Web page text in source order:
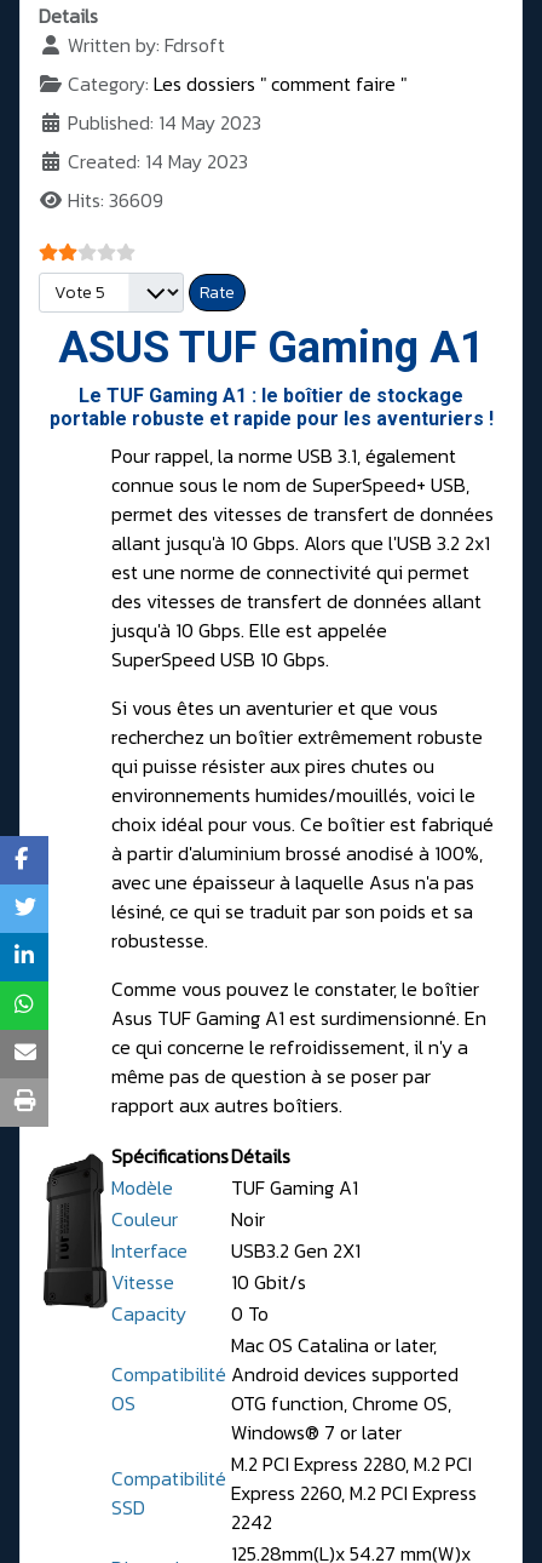
Details
Written by: Fdrsoft
Category: Les dossiers " comment faire "
Published: 14 May 2023
Created: 14 May 2023
Hits: 36609
User Rating:
Please Rate
ASUS TUF Gaming A1
Le TUF Gaming A1 : le boîtier de stockage
portable robuste et rapide pour les aventuriers !
Pour rappel, la norme USB 3.1, également
connue sous le nom de SuperSpeed+ USB,
permet des vitesses de transfert de données
allant jusqu'à 10 Gbps. Alors que l'USB 3.2 2x1
est une norme de connectivité qui permet
des vitesses de transfert de données allant
jusqu'à 10 Gbps. Elle est appelée
SuperSpeed USB 10 Gbps.
Si vous êtes un aventurier et que vous
recherchez un boîtier extrêmement robuste
qui puisse résister aux pires chutes ou
environnements humides/mouillés, voici le
choix idéal pour vous. Ce boîtier est fabriqué
à partir d'aluminium brossé anodisé à 100%,
avec une épaisseur à laquelle Asus n'a pas
lésiné, ce qui se traduit par son poids et sa
robustesse.
Comme vous pouvez le constater, le boîtier
Asus TUF Gaming A1 est surdimensionné. En
ce qui concerne le refroidissement, il n'y a
même pas de question à se poser par
rapport aux autres boîtiers.
SpécificationsDétails
Modèle
TUF Gaming A1
Couleur
Noir
Interface
USB3.2 Gen 2X1
Vitesse
10 Gbit/s
Capacity
0 To
Compatibilité
OS
Mac OS Catalina or later,
Android devices supported
OTG function, Chrome OS,
Windows® 7 or later
Compatibilité
SSD
M.2 PCI Express 2280, M.2 PCI
Express 2260, M.2 PCI Express
2242
125.28mm(L)x 54.27 mm(W)x